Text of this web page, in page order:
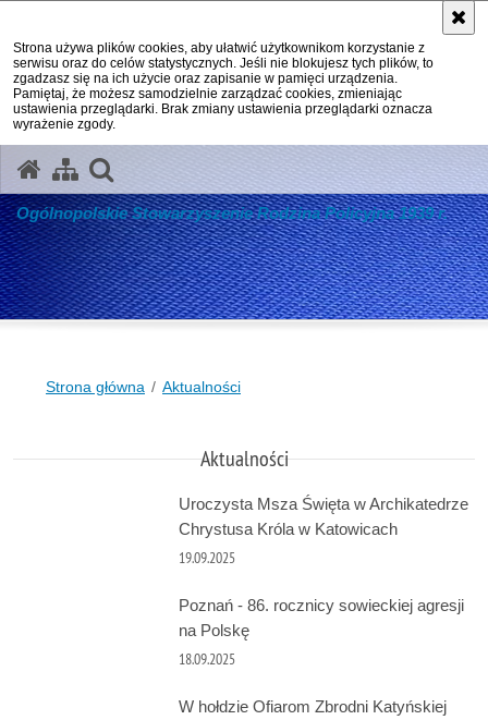
Strona używa plików cookies, aby ułatwić użytkownikom korzystanie z
serwisu oraz do celów statystycznych. Jeśli nie blokujesz tych plików, to
zgadzasz się na ich użycie oraz zapisanie w pamięci urządzenia.
Pamiętaj, że możesz samodzielnie zarządzać cookies, zmieniając
ustawienia przeglądarki. Brak zmiany ustawienia przeglądarki oznacza
wyrażenie zgody.
Ogólnopolskie Stowarzyszenie Rodzina Policyjna 1939 r.
otwórz wyszukiwarkę
Strona główna Aktualności
Aktualności
Uroczysta Msza Święta w Archikatedrze
Chrystusa Króla w Katowicach
19.09.2025
Poznań - 86. rocznicy sowieckiej agresji
na Polskę
18.09.2025
W hołdzie Ofiarom Zbrodni Katyńskiej